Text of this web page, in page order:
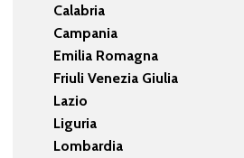
Calabria
Campania
Emilia Romagna
Friuli Venezia Giulia
Lazio
Liguria
Lombardia